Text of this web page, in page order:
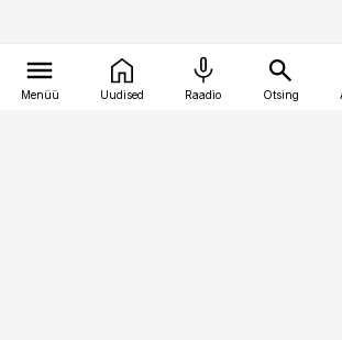
Menüü Uudised Raadio Otsing